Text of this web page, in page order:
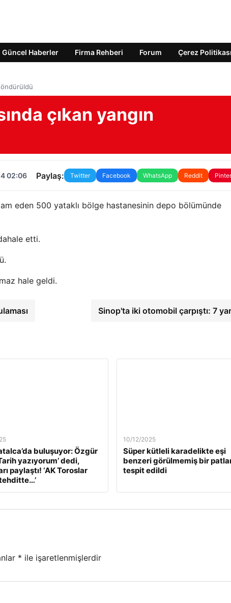
Güncel Haberler Firma Rehberi Forum Çerez Politikası
çıkan yangın
02:06 Paylaş: Twitter Facebook WhatsApp Reddit
eden 500 yataklı bölge hastanesinin depo bölümünde
etti.
hale geldi.
Sinop'ta iki otomobil çarpıştı: 7
buluşuyor: Özgür
yazıyorum’ dedi,
paylaştı! ‘AK Toroslar
10/12/2025
Süper kütleli karadelikte eşi
benzeri görülmemiş bir
tespit edildi
* ile işaretlenmişlerdir